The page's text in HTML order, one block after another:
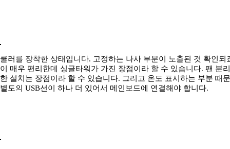
쿨러를 장착한 상태입니다. 고정하는 나사 부분이 노출된 것 확인되
이 매우 편리한데 싱글타워가 가진 장점이라 할 수 있습니다. 팬 분
한 설치는 장점이라 할 수 있습니다. 그리고 온도 표시하는 부분 때
별도의 USB선이 하나 더 있어서 메인보드에 연결해야 합니다.